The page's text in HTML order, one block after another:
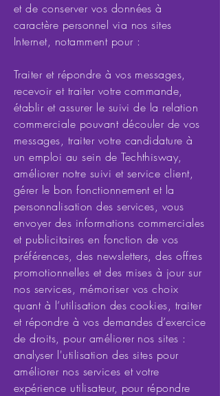
et de conserver vos données à
caractère personnel via nos sites
Internet, notamment pour :
Traiter et répondre à vos messages,
recevoir et traiter votre commande,
établir et assurer le suivi de la relation
commerciale pouvant découler de vos
messages, traiter votre candidature à
un emploi au sein de Techthisway,
améliorer notre suivi et service client,
gérer le bon fonctionnement et la
personnalisation des services, vous
envoyer des informations commerciales
et publicitaires en fonction de vos
préférences, des newsletters, des offres
promotionnelles et des mises à jour sur
nos services, mémoriser vos choix
quant à l’utilisation des cookies, traiter
et répondre à vos demandes d’exercice
de droits, pour améliorer nos sites :
analyser l'utilisation des sites pour
améliorer nos services et votre
expérience utilisateur, pour répondre